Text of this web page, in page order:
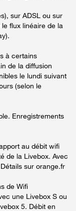
sur ADSL ou sur
flux linéaire de la
à certains
de la diffusion
le lundi suivant
(selon le
Enregistrements
au débit wifi
de la Livebox. Avec
sur orange.fr
de Wifi
une Livebox S ou
5. Débit en